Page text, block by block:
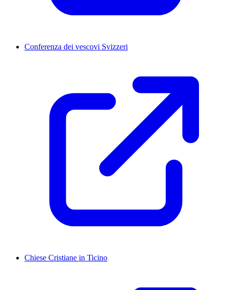
Conferenza dei vescovi Svizzeri
Chiese Cristiane in Ticino